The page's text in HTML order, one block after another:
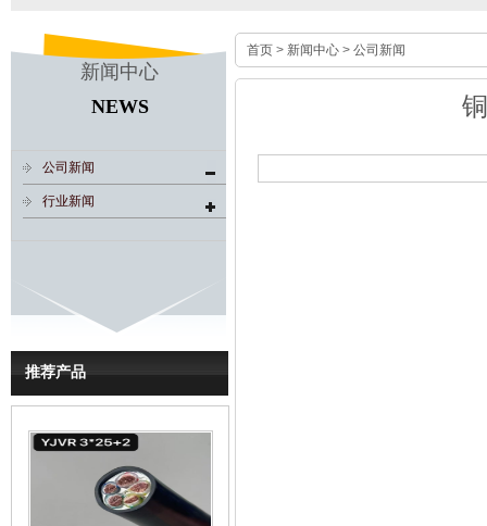
新闻中心
NEWS
公司新闻
行业新闻
推荐产品
首页 > 新闻中心 > 公司新闻